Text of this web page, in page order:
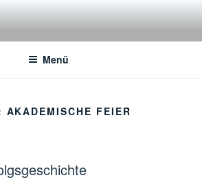
Menü
AKADEMISCHE FEIER